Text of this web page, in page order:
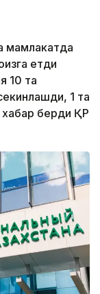
мамлакатда
етди
10 та
1 та
хабар берди ҚР